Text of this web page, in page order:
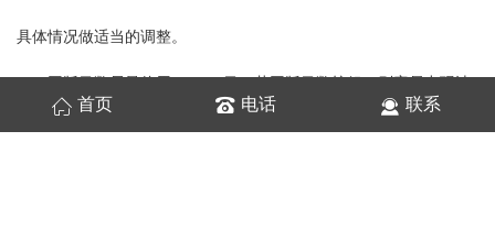
具体情况做适当的调整。
墨开裂现象。
首页 电话 联系